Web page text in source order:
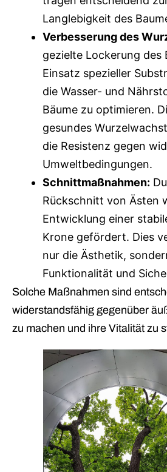
Langlebigkeit des
Verbesserung des
gezielte Lockerung des
Einsatz spezieller
die Wasser- und
Bäume zu optimieren.
gesundes
die Resistenz gegen
Umweltbedingungen.
Schnittmaßnahmen:
Rückschnitt von Ästen
Entwicklung einer
Krone gefördert. Dies
nur die Ästhetik,
Funktionalität und
Solche Maßnahmen sind
widerstandsfähig gegenüber
zu machen und ihre Vitalität zu